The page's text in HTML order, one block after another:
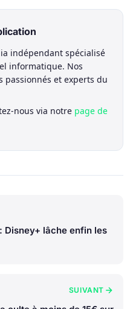
indépendant spécialisé
informatique. Nos
passionnés et experts du
nous via notre page de
Disney+ lâche enfin les
SUIVANT